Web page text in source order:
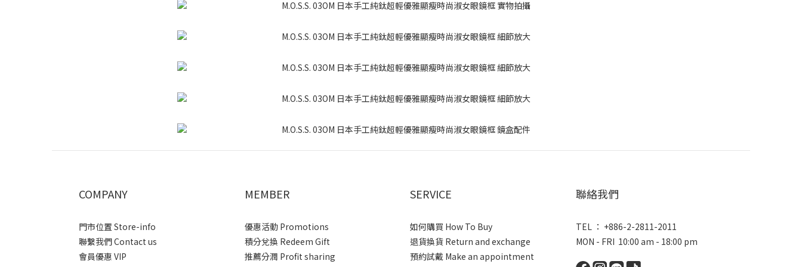
COMPANY
門市位置 Store-info
聯繫我們 Contact us
會員優惠 VIP
MEMBER
優惠活動 Promotions
積分兌換 Redeem Gift
推薦分潤 Profit sharing
SERVICE
如何購買 How To Buy
退貨換貨 Return and exchange
預約試戴 Make an appointment
聯絡我們
TEL ： +886-2-2811-2011
MON - FRI 10:00 am - 18:00 pm